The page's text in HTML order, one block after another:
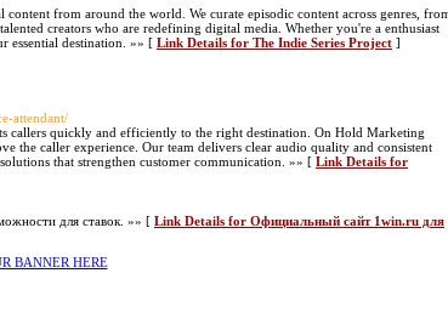
from around the world. We curate episodic content across genres,
creators who are redefining digital media. Whether you're a enthusiast
essential destination. »» [ Link Details for The Indie Series Project ]
attendant/
callers quickly and efficiently to the right destination. On Hold Marketing
the caller experience. Our team delivers clear audio quality and consistent
that strengthen customer communication. »» [ Link Details for
для ставок. »» [ Link Details for Официальный сайт 1win.ru для